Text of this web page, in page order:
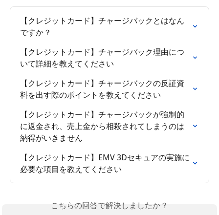
【クレジットカード】チャージバックとはなん
ですか？
【クレジットカード】チャージバック理由につ
いて詳細を教えてください
【クレジットカード】チャージバックの反証資
料を出す際のポイントを教えてください
【クレジットカード】チャージバックが強制的
に返金され、売上金から相殺されてしまうのは
納得がいきません
【クレジットカード】EMV 3Dセキュアの実施に
必要な項目を教えてください
こちらの回答で解決しましたか？